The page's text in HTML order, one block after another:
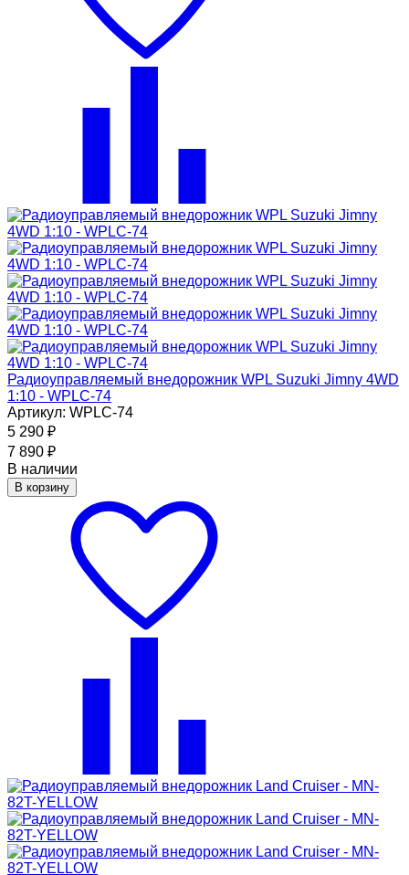
Радиоуправляемый внедорожник WPL Suzuki Jimny 4WD
1:10 - WPLC-74
Артикул: WPLC-74
5 290 ₽
7 890 ₽
В наличии
В корзину